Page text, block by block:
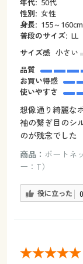
性別: 女性
身長: 155～160cm
普段のサイズ: LL
サイズ感 小さい
品質
お買い得感
使いやすさ
想像通り綺麗な
袖の繋ぎ目のシ
のが残念でした
商品： ボートネ
ー：T）
役に立った 0